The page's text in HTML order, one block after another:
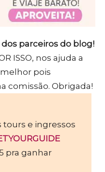
dos parceiros do blog!
ISSO, nos ajuda a
pois
comissão. Obrigada!
e ingressos
pra ganhar